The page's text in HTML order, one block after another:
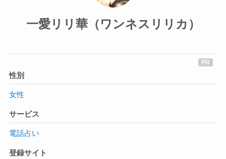
一愛リリ華（ワンネスリリカ）
性別
女性
サービス
電話占い
登録サイト